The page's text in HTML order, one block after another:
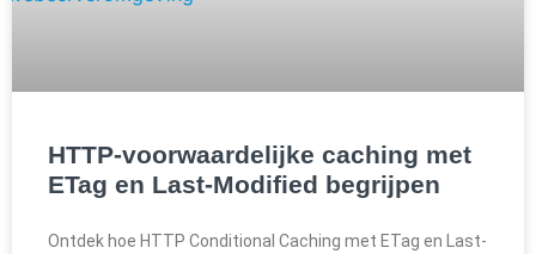
HTTP-voorwaardelijke caching met
ETag en Last-Modified begrijpen
Ontdek hoe HTTP Conditional Caching met ETag en Last-